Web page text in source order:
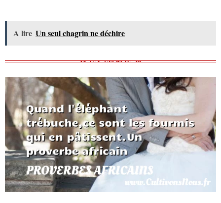
A lire Un seul chagrin ne déchire